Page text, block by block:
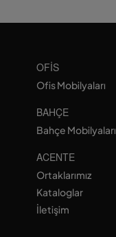
OFIS
Ofis Mobilyaları
BAHÇE
Bahçe Mobilyaları
ACENTE
Ortaklarımız
Kataloglar
İletişim